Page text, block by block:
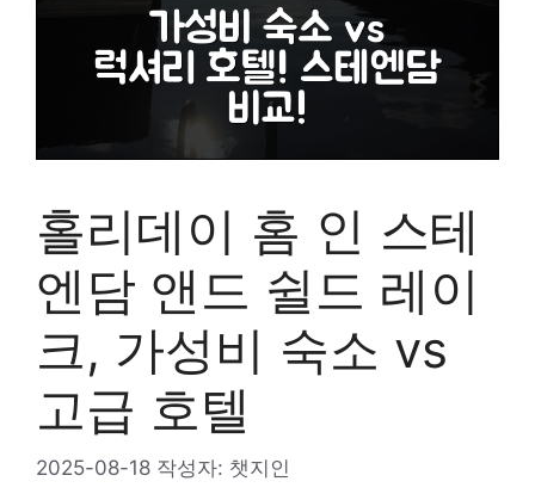
홀리데이 홈 인 스테
엔담 앤드 쉴드 레이
크, 가성비 숙소 vs
고급 호텔
2025-08-18 작성자: 챗지인